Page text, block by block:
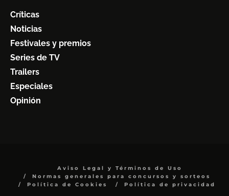
Críticas
Noticias
Festivales y premios
Series de TV
Trailers
Especiales
Opinión
Aviso Legal y Términos de Uso
Normas generales para concursos y sorteos
Política de Cookies
Política de privacidad